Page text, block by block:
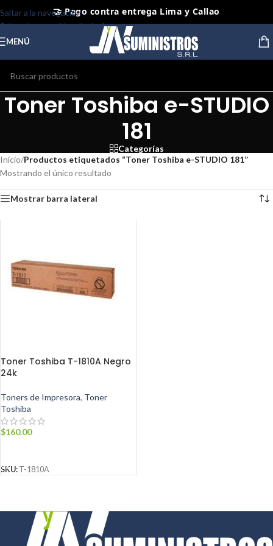
Saltar a la navegación
Saltar al contenido principal
🤝 Pago contra entrega Lima y Callao
⭐ Productos Originales y Nuevos
MENÚ
Toner Toshiba e-STUDIO
181
Categorías
Inicio/Productos etiquetados “Toner Toshiba e-STUDIO 181”
Mostrando el único resultado
Mostrar barra lateral
Toner Toshiba T-1810A Negro
24k
Toners de Impresora, Toner
Toshiba
$160.00
SKU: T-1810A